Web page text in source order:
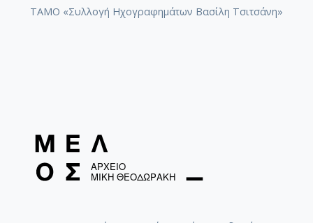
ΤΑΜΟ «Συλλογή Ηχογραφημάτων Βασίλη Τσιτσάνη»